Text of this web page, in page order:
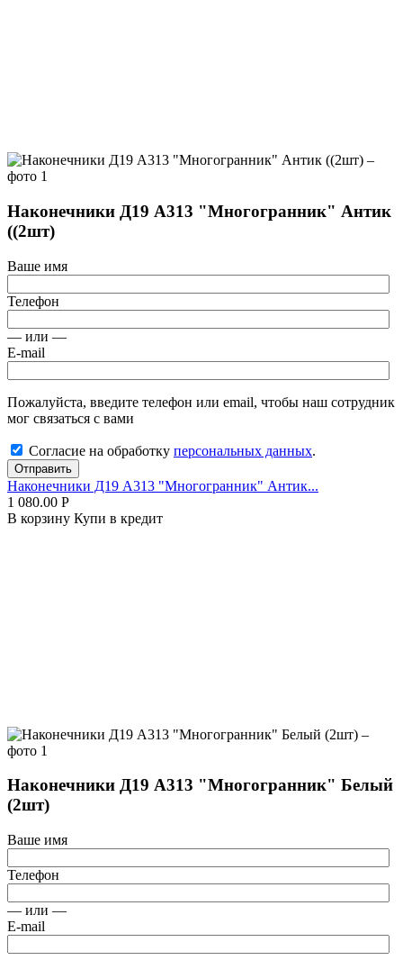
Наконечники Д19 А313 "Многогранник" Антик
((2шт)
Ваше имя
Телефон
— или —
E-mail
Пожалуйста, введите телефон или email, чтобы наш сотрудник
мог связаться с вами
Согласие на обработку персональных данных.
Отправить
Наконечники Д19 А313 "Многогранник" Антик...
1 080.00 Р
В корзину Купи в кредит
Наконечники Д19 А313 "Многогранник" Белый
(2шт)
Ваше имя
Телефон
— или —
E-mail